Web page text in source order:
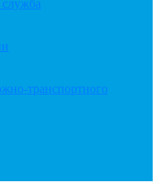
транспортного